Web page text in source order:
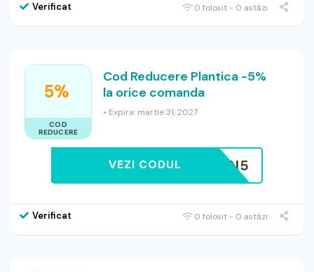
Verificat 0 folosit - 0 astăzi
5%
COD
REDUCERE
Cod Reducere Plantica -5%
la orice comanda
• Expira: martie 31, 2027
IACUPON5
VEZI CODUL
Verificat 0 folosit - 0 astăzi